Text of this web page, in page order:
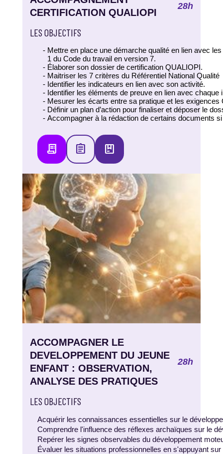
CERTIFICATION QUALIOPI
28h
LES OBJECTIFS
Mettre en place une démarche qualité en lien avec
1 du Code du travail en version 7.
Élaborer son dossier de certification QUALIOPI.
Maitriser les 7 critères du Référentiel National Qualité
Identifier les indicateurs en lien avec son activité.
Identifier les éléments de preuve en lien avec chaque
Mesurer les écarts entre sa pratique et les exigences
Définir un plan d’action pour finaliser et déposer le
Accompagner à la rédaction de certains documents
receipt_long assignment package
ACCOMPAGNER LE
DEVELOPPEMENT DU JEUNE
ENFANT : OBSERVATION,
ANALYSE DES PRATIQUES
28h
LES OBJECTIFS
Acquérir les connaissances essentielles sur le
Comprendre l'influence des réflexes archaïques sur le
Repérer les signes observables du développement
Évaluer les situations professionnelles en s'appuyant